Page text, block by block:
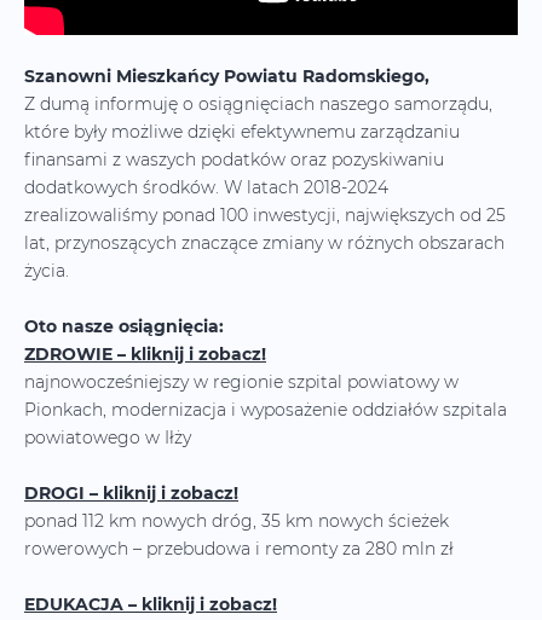
Szanowni Mieszkańcy Powiatu Radomskiego,
Z dumą informuję o osiągnięciach naszego samorządu,
które były możliwe dzięki efektywnemu zarządzaniu
finansami z waszych podatków oraz pozyskiwaniu
dodatkowych środków. W latach 2018-2024
zrealizowaliśmy ponad 100 inwestycji, największych od 25
lat, przynoszących znaczące zmiany w różnych obszarach
życia.
Oto nasze osiągnięcia:
ZDROWIE – kliknij i zobacz!
najnowocześniejszy w regionie szpital powiatowy w
Pionkach, modernizacja i wyposażenie oddziałów szpitala
powiatowego w Iłży
DROGI – kliknij i zobacz!
ponad 112 km nowych dróg, 35 km nowych ścieżek
rowerowych – przebudowa i remonty za 280 mln zł
EDUKACJA – kliknij i zobacz!